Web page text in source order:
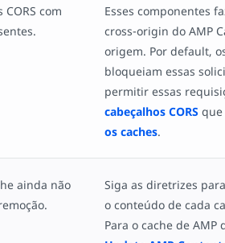
CORS com
Esses componentes
cross-origin do AMP
origem. Por default,
bloqueiam essas
permitir essas
cabeçalhos CORS
os caches.
ainda não
Siga as diretrizes
o conteúdo de cada
Para o cache de AMP